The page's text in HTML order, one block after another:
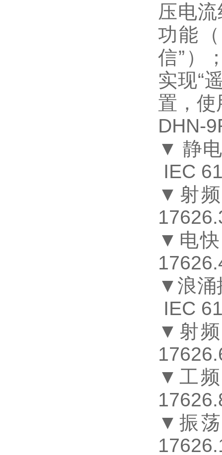
压电
功能
信” ）
实现“
置，使
DHN-
▼静
IEC
▼ 射
▼ 电
▼ 浪涌
IEC
▼ 射
▼ 工
▼振